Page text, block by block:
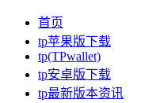
首页
tp苹果版下载
tp(TPwallet)
tp安卓版下载
tp最新版本资讯